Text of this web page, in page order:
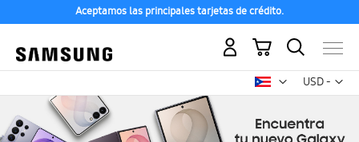
Aceptamos las principales tarjetas de crédito.
USD -
dólar
Mi carrito